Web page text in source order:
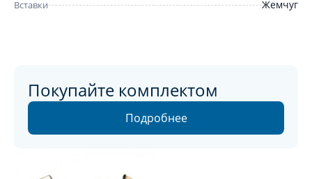
Вставки Жемчуг
Покупайте комплектом
Подробнее